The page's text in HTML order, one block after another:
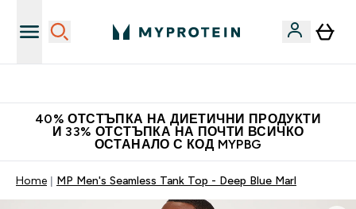
40% ОТСТЪПКА НА ДИЕТИЧНИ ПРОДУКТИ
И 33% ОТСТЪПКА НА ПОЧТИ ВСИЧКО
ОСТАНАЛО С КОД MYPBG
Home MP Men's Seamless Tank Top - Deep Blue Marl